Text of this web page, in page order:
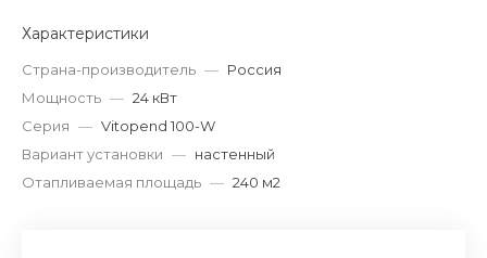
Характеристики
Страна-производитель — Россия
Мощность — 24 кВт
Серия — Vitopend 100-W
Вариант установки — настенный
Отапливаемая площадь — 240 м2